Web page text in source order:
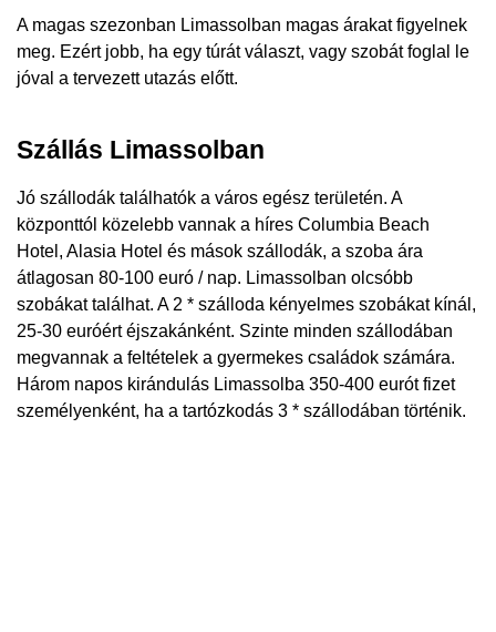
A magas szezonban Limassolban magas árakat figyelnek
meg. Ezért jobb, ha egy túrát választ, vagy szobát foglal le
jóval a tervezett utazás előtt.
Szállás Limassolban
Jó szállodák találhatók a város egész területén. A
központtól közelebb vannak a híres Columbia Beach
Hotel, Alasia Hotel és mások szállodák, a szoba ára
átlagosan 80-100 euró / nap. Limassolban olcsóbb
szobákat találhat. A 2 * szálloda kényelmes szobákat kínál,
25-30 euróért éjszakánként. Szinte minden szállodában
megvannak a feltételek a gyermekes családok számára.
Három napos kirándulás Limassolba 350-400 eurót fizet
személyenként, ha a tartózkodás 3 * szállodában történik.